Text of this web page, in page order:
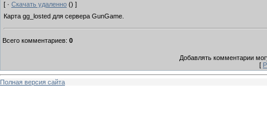
[ · Скачать удаленно () ]
Карта gg_losted для сервера GunGame.
Всего комментариев: 0
Добавлять комментарии
[
Полная версия сайта